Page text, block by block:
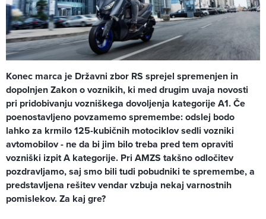
Konec marca je Državni zbor RS sprejel spremenjen in
dopolnjen Zakon o voznikih, ki med drugim uvaja novosti
pri pridobivanju vozniškega dovoljenja kategorije A1. Če
poenostavljeno povzamemo spremembe: odslej bodo
lahko za krmilo 125-kubičnih motociklov sedli vozniki
avtomobilov - ne da bi jim bilo treba pred tem opraviti
vozniški izpit A kategorije. Pri AMZS takšno odločitev
pozdravljamo, saj smo bili tudi pobudniki te spremembe, a
predstavljena rešitev vendar vzbuja nekaj varnostnih
pomislekov. Za kaj gre?